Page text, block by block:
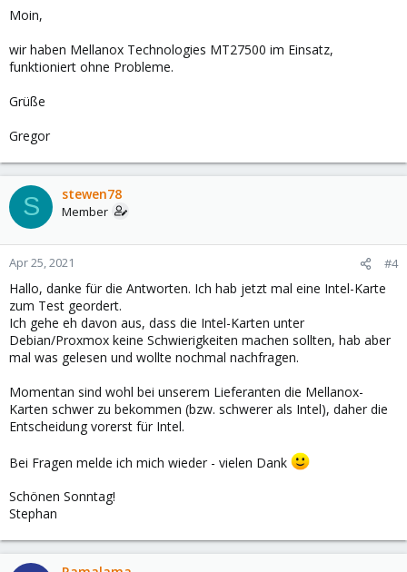
Moin,
wir haben Mellanox Technologies MT27500 im Einsatz,
funktioniert ohne Probleme.
Grüße
Gregor
S stewen78
Member
Apr 25, 2021 #4
Hallo, danke für die Antworten. Ich hab jetzt mal eine Intel-Karte
zum Test geordert.
Ich gehe eh davon aus, dass die Intel-Karten unter
Debian/Proxmox keine Schwierigkeiten machen sollten, hab aber
mal was gelesen und wollte nochmal nachfragen.
Momentan sind wohl bei unserem Lieferanten die Mellanox-
Karten schwer zu bekommen (bzw. schwerer als Intel), daher die
Entscheidung vorerst für Intel.
Bei Fragen melde ich mich wieder - vielen Dank
Schönen Sonntag!
Stephan